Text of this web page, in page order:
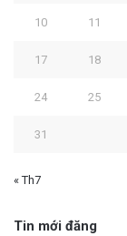
10 11
17 18
24 25
31
« Th7
Tin mới đăng